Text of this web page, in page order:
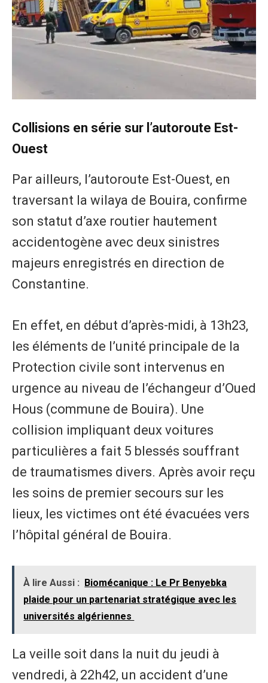
Collisions en série sur l’autoroute Est-
Ouest
Par ailleurs, l’autoroute Est-Ouest, en
traversant la wilaya de Bouira, confirme
son statut d’axe routier hautement
accidentogène avec deux sinistres
majeurs enregistrés en direction de
Constantine.
En effet, en début d’après-midi, à 13h23,
les éléments de l’unité principale de la
Protection civile sont intervenus en
urgence au niveau de l’échangeur d’Oued
Hous (commune de Bouira). Une
collision impliquant deux voitures
particulières a fait 5 blessés souffrant
de traumatismes divers. Après avoir reçu
les soins de premier secours sur les
lieux, les victimes ont été évacuées vers
l’hôpital général de Bouira.
À lire Aussi : Biomécanique : Le Pr Benyebka
plaide pour un partenariat stratégique avec les
universités algériennes
La veille soit dans la nuit du jeudi à
vendredi, à 22h42, un accident d’une